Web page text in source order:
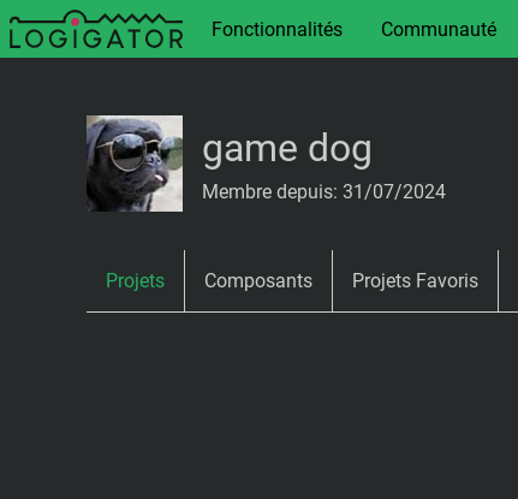
Fonctionnalités Communauté
game dog
Membre depuis: 31/07/2024
Projets Composants Projets Favoris